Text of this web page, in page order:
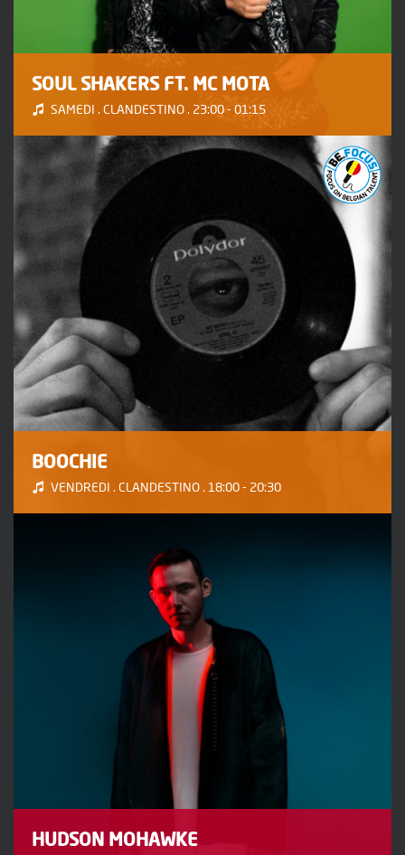
SOUL SHAKERS FT. MC MOTA
SAMEDI . CLANDESTINO . 23:00 - 01:15
BOOCHIE
VENDREDI . CLANDESTINO . 18:00 - 20:30
HUDSON MOHAWKE